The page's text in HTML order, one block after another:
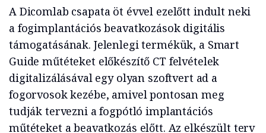
A Dicomlab csapata öt évvel ezelőtt indult neki
a fogimplantációs beavatkozások digitális
támogatásának. Jelenlegi termékük, a Smart
Guide műtéteket előkészítő CT felvételek
digitalizálásával egy olyan szoftvert ad a
fogorvosok kezébe, amivel pontosan meg
tudják tervezni a fogpótló implantációs
műtéteket a beavatkozás előtt. Az elkészült terv